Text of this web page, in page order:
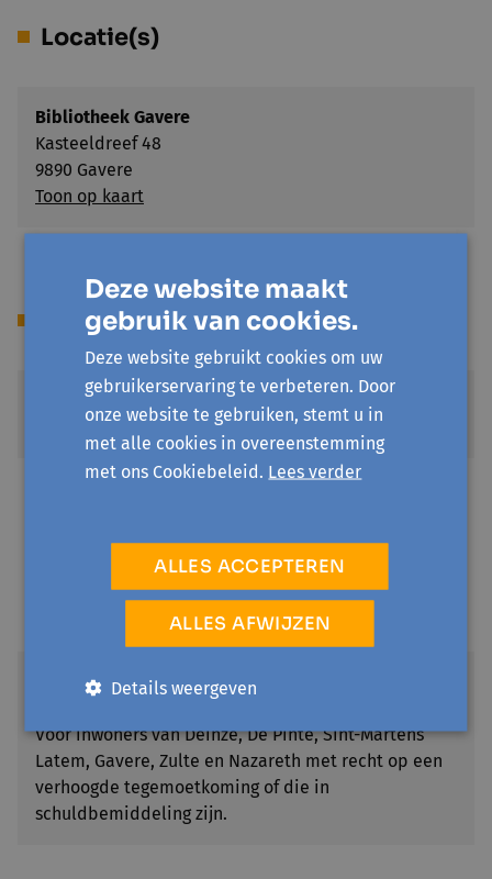
Locatie(s)
Bibliotheek Gavere
Kasteeldreef 48
9890 Gavere
Toon op kaart
Prijs
Standaardprijs
Voor mensen die recht hebben op een verhoogde
tegemoetkoming van het ziekenfonds en die niet in
Gent, Merelbeke, Lochristi, Destelbergen en Melle
wonen of voor werkzoekenden in en buiten Gent.
UiTPAS-kansentarief Leie Schelde
Voor inwoners van Deinze, De Pinte, Sint-Martens
Latem, Gavere, Zulte en Nazareth met recht op een
verhoogde tegemoetkoming of die in
schuldbemiddeling zijn.
Deze website maakt
gebruik van cookies.
Deze website gebruikt cookies om uw
gebruikerservaring te verbeteren. Door
onze website te gebruiken, stemt u in
met alle cookies in overeenstemming
met ons Cookiebeleid. Lees verder
ALLES ACCEPTEREN
ALLES AFWIJZEN
Details weergeven